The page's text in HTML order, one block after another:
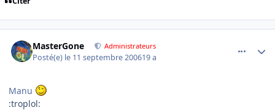
MasterGone Administrateurs
Posté(e) le 11 septembre 200619 a
Manu
:troplol: